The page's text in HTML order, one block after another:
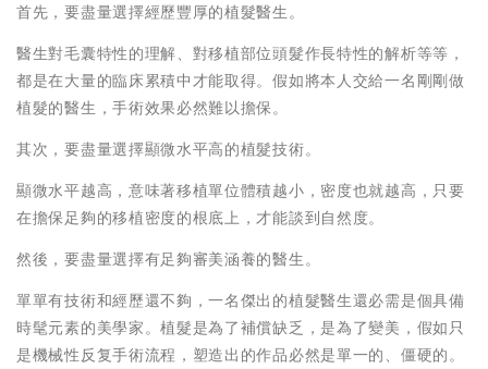
首先，要盡量選擇經歷豐厚的植髮醫生。
醫生對毛囊特性的理解、對移植部位頭髮作長特性的解析等等，
都是在大量的臨床累積中才能取得。假如將本人交給一名剛剛做
植髮的醫生，手術效果必然難以擔保。
其次，要盡量選擇顯微水平高的植髮技術。
顯微水平越高，意味著移植單位體積越小，密度也就越高，只要
在擔保足夠的移植密度的根底上，才能談到自然度。
然後，要盡量選擇有足夠審美涵養的醫生。
單單有技術和經歷還不夠，一名傑出的植髮醫生還必需是個具備
時髦元素的美學家。植髮是為了補償缺乏，是為了變美，假如只
是機械性反复手術流程，塑造出的作品必然是單一的、僵硬的。